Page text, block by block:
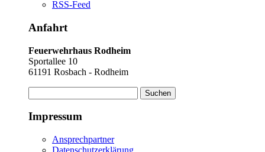
RSS-Feed
Anfahrt
Feuerwehrhaus Rodheim
Sportallee 10
61191 Rosbach - Rodheim
nach:
Impressum
Ansprechpartner
Datenschutzerklärung